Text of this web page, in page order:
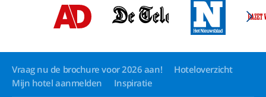
Vraag nu de brochure voor 2026 aan!
Hoteloverzicht
Mijn hotel aanmelden
Inspiratie